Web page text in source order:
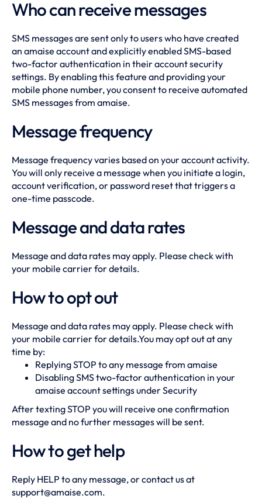
Who can receive messages
SMS messages are sent only to users who have created
an amaise account and explicitly enabled SMS-based
two-factor authentication in their account security
settings. By enabling this feature and providing your
mobile phone number, you consent to receive automated
SMS messages from amaise.
Message frequency
Message frequency varies based on your account activity.
You will only receive a message when you initiate a login,
account verification, or password reset that triggers a
one-time passcode.
Message and data rates
Message and data rates may apply. Please check with
your mobile carrier for details.
How to opt out
Message and data rates may apply. Please check with
your mobile carrier for details.You may opt out at any
time by:
Replying STOP to any message from amaise
Disabling SMS two-factor authentication in your
amaise account settings under Security
After texting STOP you will receive one confirmation
message and no further messages will be sent.
How to get help
Reply HELP to any message, or contact us at
support@amaise.com.